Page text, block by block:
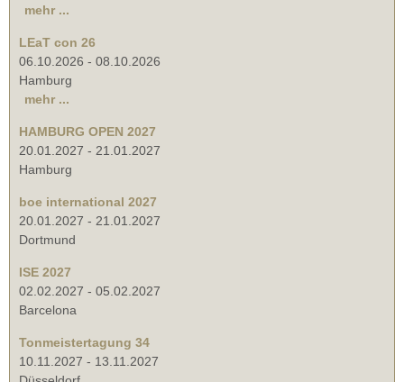
mehr ...
LEaT con 26
06.10.2026 - 08.10.2026
Hamburg
mehr ...
HAMBURG OPEN 2027
20.01.2027 - 21.01.2027
Hamburg
boe international 2027
20.01.2027 - 21.01.2027
Dortmund
ISE 2027
02.02.2027 - 05.02.2027
Barcelona
Tonmeistertagung 34
10.11.2027 - 13.11.2027